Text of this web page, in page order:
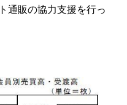
通販の協力支援を行っ